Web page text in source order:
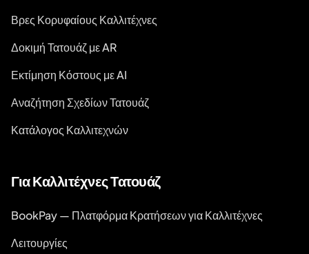
Βρες Κορυφαίους Καλλιτέχνες
Δοκιμή Τατουάζ με AR
Εκτίμηση Κόστους με AI
Αναζήτηση Σχεδίων Τατουάζ
Κατάλογος Καλλιτεχνών
Για Καλλιτέχνες Τατουάζ
BookPay — Πλατφόρμα Κρατήσεων για Καλλιτέχνες
Λειτουργίες